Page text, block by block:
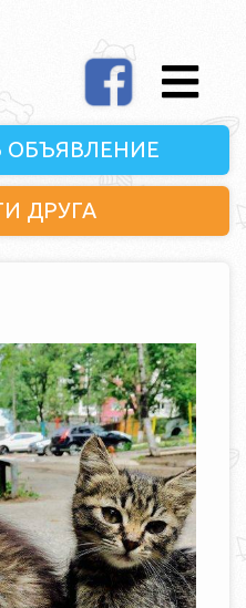
ОБЪЯВЛЕНИЕ
ДРУГА